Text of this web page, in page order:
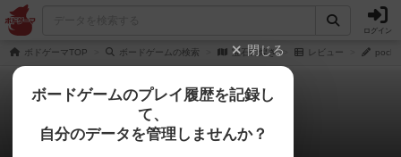
ログイン
ボドゲーマTOP ボードゲームの検索 宝石の煌き レビュー
宝石の煌き
poclabさんのレビュー
閉じる
ボードゲームのプレイ履歴を記録し
て、
自分のデータを管理しませんか？